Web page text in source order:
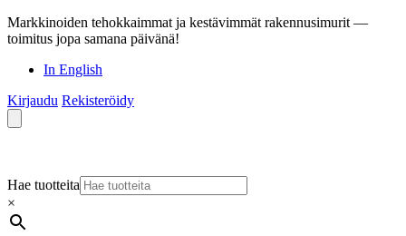
Markkinoiden tehokkaimmat ja kestävimmät rakennusimurit —
toimitus jopa samana päivänä!
In English
Kirjaudu Rekisteröidy
Hae tuotteita
×